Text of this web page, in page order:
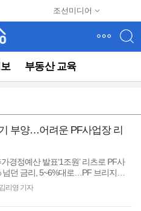
조선미디어
부동산 교육
부양…어려운 PF사업장 리
경정예산 발표‘1조원’ 리츠로 PF사
던 금리, 5~6%대로…PF 브리지론
..
김리영 기자